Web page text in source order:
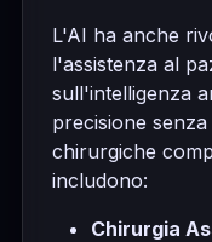
L'AI ha anche
l'assistenza al
sull'intelligenza
precisione
chirurgiche
includono:
Chirurgia